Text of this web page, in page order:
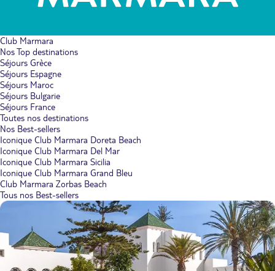
Club Marmara
Nos Top destinations
Séjours Grèce
Séjours Espagne
Séjours Maroc
Séjours Bulgarie
Séjours France
Toutes nos destinations
Nos Best-sellers
Iconique Club Marmara Doreta Beach
Iconique Club Marmara Del Mar
Iconique Club Marmara Sicilia
Iconique Club Marmara Grand Bleu
Club Marmara Zorbas Beach
Tous nos Best-sellers